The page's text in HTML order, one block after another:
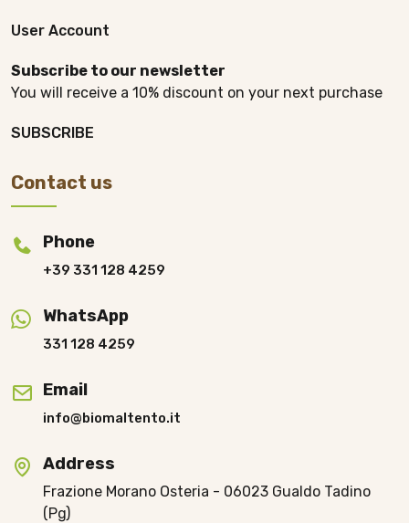
User Account
Subscribe to our newsletter
You will receive a 10% discount on your next purchase
SUBSCRIBE
Contact us
Phone
+39 331 128 4259
WhatsApp
331 128 4259
Email
info@biomaltento.it
Address
Frazione Morano Osteria - 06023 Gualdo Tadino
(Pg)